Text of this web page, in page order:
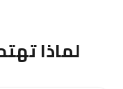
لماذا